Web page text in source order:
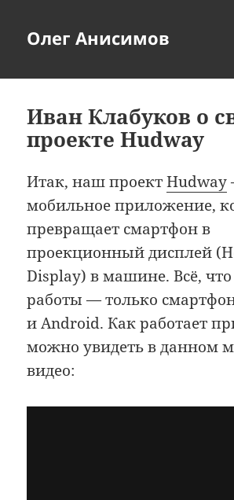
Олег Анисимов
Иван Клабуков о
проекте Hudway
Итак, наш проектHudway
мобильное приложение,
превращает смартфон в
проекционный дисплей
Display) в машине. Всё,
работы — только
и Android. Как работает
можно увидеть в данном
видео: